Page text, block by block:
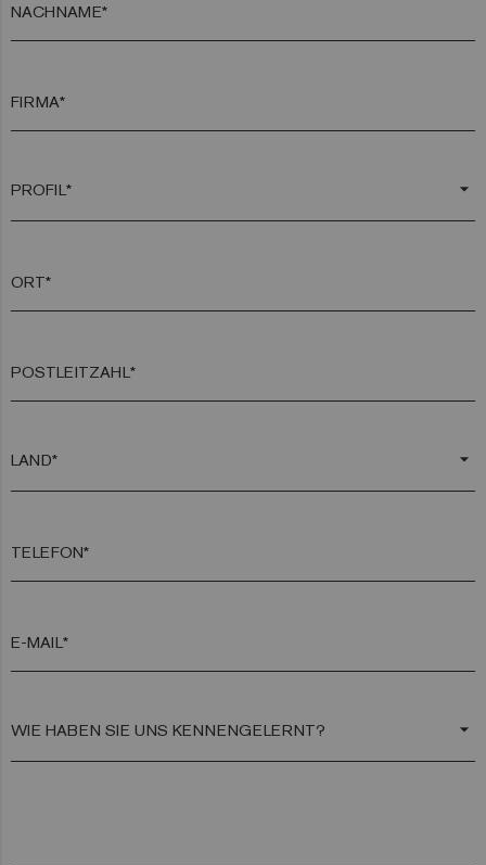
NACHNAME*
FIRMA*
arrow_drop_down
ORT*
POSTLEITZAHL*
arrow_drop_down
TELEFON*
E-MAIL*
arrow_drop_down